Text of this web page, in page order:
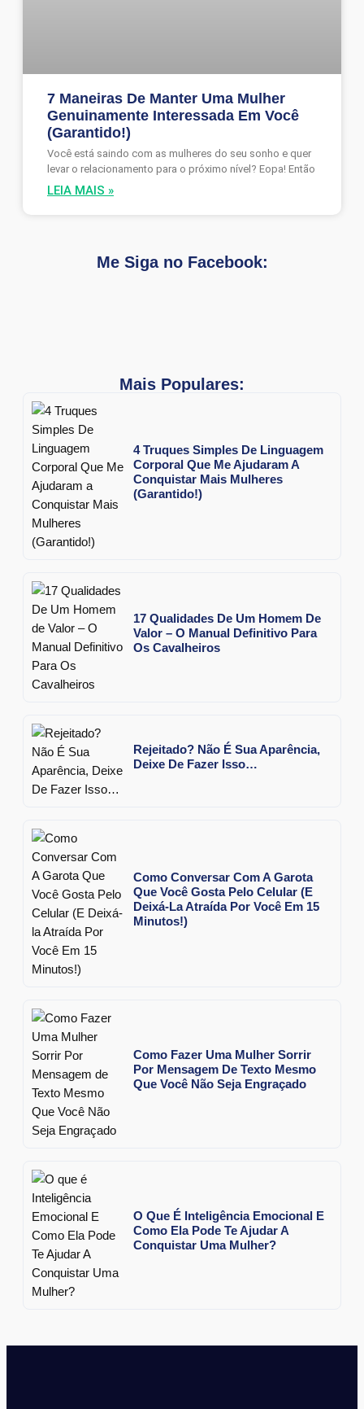
7 Maneiras De Manter Uma Mulher
Genuinamente Interessada Em Você
(Garantido!)
Você está saindo com as mulheres do seu sonho e quer
levar o relacionamento para o próximo nível? Eopa! Então
LEIA MAIS »
Me Siga no Facebook:
Mais Populares:
4 Truques Simples De Linguagem
Corporal Que Me Ajudaram A
Conquistar Mais Mulheres
(Garantido!)
17 Qualidades De Um Homem De
Valor – O Manual Definitivo Para
Os Cavalheiros
Rejeitado? Não É Sua Aparência,
Deixe De Fazer Isso…
Como Conversar Com A Garota
Que Você Gosta Pelo Celular (E
Deixá-La Atraída Por Você Em 15
Minutos!)
Como Fazer Uma Mulher Sorrir
Por Mensagem De Texto Mesmo
Que Você Não Seja Engraçado
O Que É Inteligência Emocional E
Como Ela Pode Te Ajudar A
Conquistar Uma Mulher?